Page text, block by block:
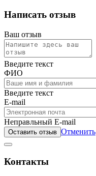
Написать отзыв
Ваш отзыв
Введите текст
ФИО
Введите текст
E-mail
Неправльный E-mail
Оставить отзыв Отменить
Контакты